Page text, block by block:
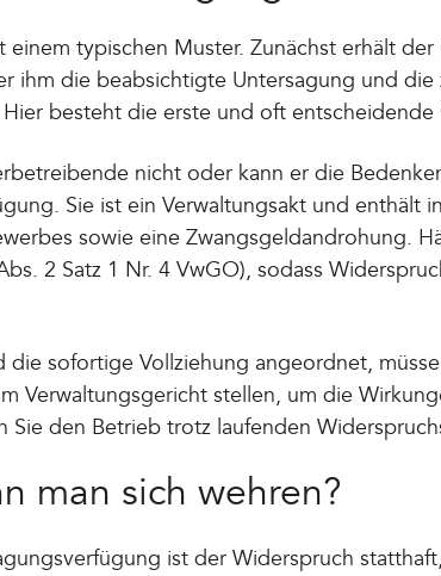
einem typischen Muster. Zunächst erhält
ihm die beabsichtigte Untersagung und
besteht die erste und oft
nicht oder kann er die
Sie ist ein Verwaltungsakt und enthält
sowie eine Zwangsgeldandrohung.
2 Satz 1 Nr. 4 VwGO), sodass
die sofortige Vollziehung angeordnet,
Verwaltungsgericht stellen, um die
Sie den Betrieb trotz laufenden
man sich wehren?
ist der Widerspruch